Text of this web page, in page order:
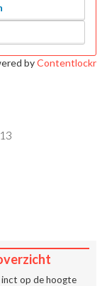
byContentlockr
inct op de hoogte